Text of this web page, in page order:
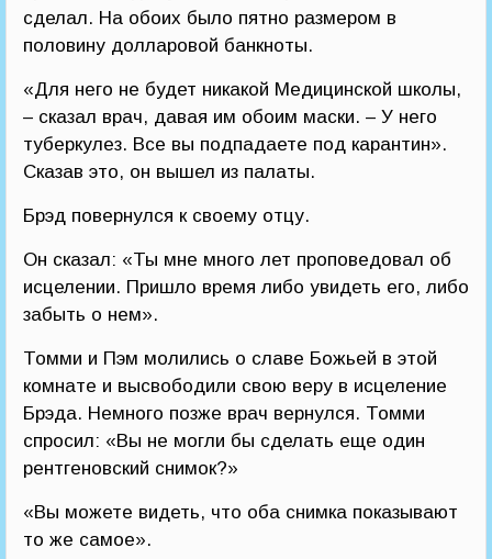
сделал. На обоих было пятно размером в
половину долларовой банкноты.
«Для него не будет никакой Медицинской школы,
– сказал врач, давая им обоим маски. – У него
туберкулез. Все вы подпадаете под карантин».
Сказав это, он вышел из палаты.
Брэд повернулся к своему отцу.
Он сказал: «Ты мне много лет проповедовал об
исцелении. Пришло время либо увидеть его, либо
забыть о нем».
Томми и Пэм молились о славе Божьей в этой
комнате и высвободили свою веру в исцеление
Брэда. Немного позже врач вернулся. Томми
спросил: «Вы не могли бы сделать еще один
рентгеновский снимок?»
«Вы можете видеть, что оба снимка показывают
то же самое».